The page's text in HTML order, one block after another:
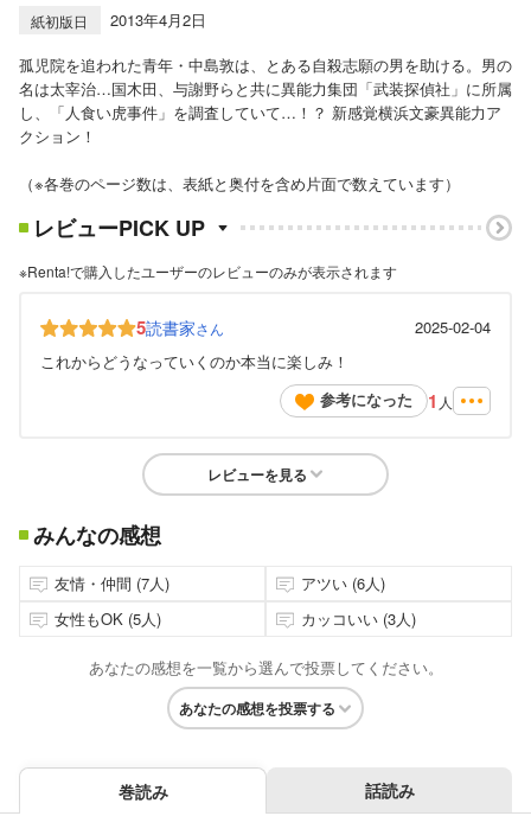
紙初版日
2013年4月2日
孤児院を追われた青年・中島敦は、とある自殺志願の男を助ける。男の
名は太宰治…国木田、与謝野らと共に異能力集団「武装探偵社」に所属
し、「人食い虎事件」を調査していて…！？ 新感覚横浜文豪異能力ア
クション！
（※各巻のページ数は、表紙と奥付を含め片面で数えています）
レビューPICK UP
※Renta!で購入したユーザーのレビューのみが表示されます
5読書家さん
2025-02-04
これからどうなっていくのか本当に楽しみ！
参考になった
1 人
レビューを見る
みんなの感想
友情・仲間 (7人)
アツい (6人)
女性もOK (5人)
カッコいい (3人)
あなたの感想を一覧から選んで投票してください。
あなたの感想を投票する
巻読み 話読み